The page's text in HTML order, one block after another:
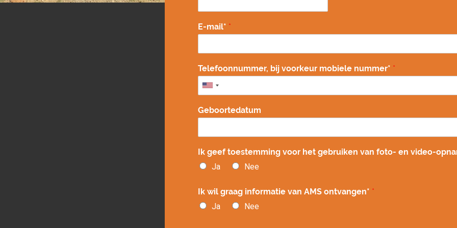
E-mail* *
Telefoonnummer, bij voorkeur mobiele nummer* *
Geboortedatum
Ik geef toestemming voor het gebruiken van foto- en video-
Ja
Nee
Ik wil graag informatie van AMS ontvangen* *
Ja
Nee